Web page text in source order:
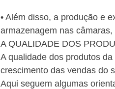
• Além disso, a produção e
armazenagem nas
A QUALIDADE DOS
A qualidade dos produtos
crescimento das vendas do
Aqui seguem algumas